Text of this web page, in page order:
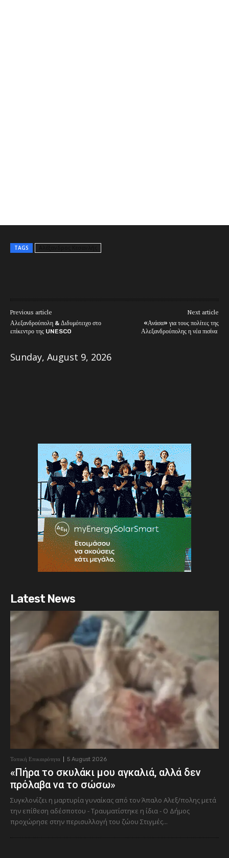
TAGS
Previous article
Αλεξανδρούπολη & Διδυμότειχο στο
επίκεντρο της UNESCO
Next article
«Ανάσα» για τους πολίτες της
Αλεξανδρούπολης η νέα πισίνα
Sunday, August 9, 2026
Latest News
Τοπική Επικαιρότητα 5 August 2026
«Πήρα το σκυλάκι μου αγκαλιά, αλλά δεν
πρόλαβα να το σώσω»
Συγκλονίζει η μαρτυρία γυναίκας από τον Άπαλο Αλεξ/πολης μετά
την επίθεση αδέσποτου - Τραυματίστηκε η ίδια - Ο Δήμος
προχώρησε στην περισυλλογή του ζώου Στιγμές...